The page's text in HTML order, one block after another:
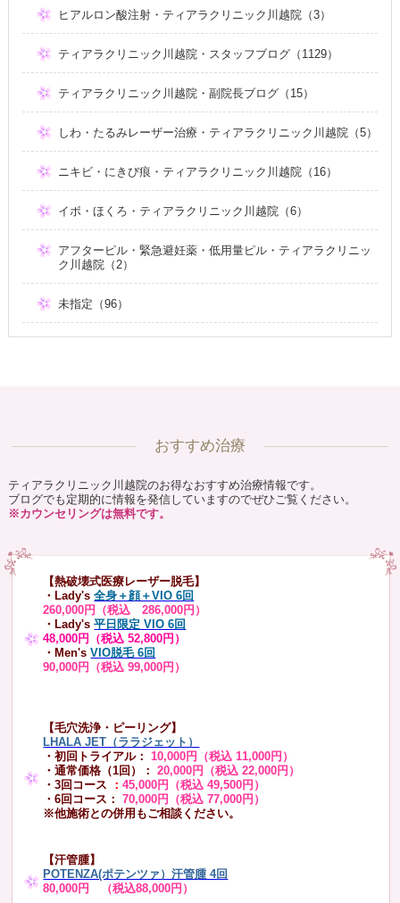
ヒアルロン酸注射・ティアラクリニック川越院（3）
ティアラクリニック川越院・スタッフブログ（1129）
ティアラクリニック川越院・副院長ブログ（15）
しわ・たるみレーザー治療・ティアラクリニック川越院（5）
ニキビ・にきび痕・ティアラクリニック川越院（16）
イボ・ほくろ・ティアラクリニック川越院（6）
アフターピル・緊急避妊薬・低用量ピル・ティアラクリニッ
ク川越院（2）
未指定（96）
おすすめ治療
ティアラクリニック川越院のお得なおすすめ治療情報です。
ブログでも定期的に情報を発信していますのでぜひご覧ください。
※カウンセリングは無料です。
【熱破壊式医療レーザー脱毛】
・Lady's 全身＋顔＋VIO 6回
260,000円（税込 286,000円）
・Lady's平日限定 VIO 6回
48,000円（税込 52,800円）
・Men's VIO脱毛 6回
90,000円（税込 99,000円）
【毛穴洗浄・ピーリング】
LHALA JET（ララジェット）
・初回トライアル：10,000円（税込 11,000円）
・通常価格（1回）：
20,000円（税込 22,000円）
・3回コース ：45,000円（税込 49,500円）
・6回コース：
70,000円（税込 77,000円）
※他施術との併用もご相談ください。
【汗管腫】
POTENZA(ポテンツァ）汗管腫 4回
80,000円 （税込88,000円）